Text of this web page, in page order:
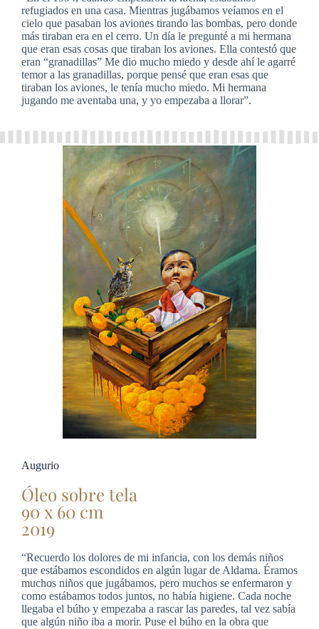
refugiados en una casa. Mientras jugábamos veíamos en el
cielo que pasaban los aviones tirando las bombas, pero donde
más tiraban era en el cerro. Un día le pregunté a mi hermana
que eran esas cosas que tiraban los aviones. Ella contestó que
eran “granadillas” Me dio mucho miedo y desde ahí le agarré
temor a las granadillas, porque pensé que eran esas que
tiraban los aviones, le tenía mucho miedo. Mi hermana
jugando me aventaba una, y yo empezaba a llorar”.
Augurio
Óleo sobre tela
90 x 60 cm
2019
“Recuerdo los dolores de mi infancia, con los demás niños
que estábamos escondidos en algún lugar de Aldama. Éramos
muchos niños que jugábamos, pero muchos se enfermaron y
como estábamos todos juntos, no había higiene. Cada noche
llegaba el búho y empezaba a rascar las paredes, tal vez sabía
que algún niño iba a morir. Puse el búho en la obra que